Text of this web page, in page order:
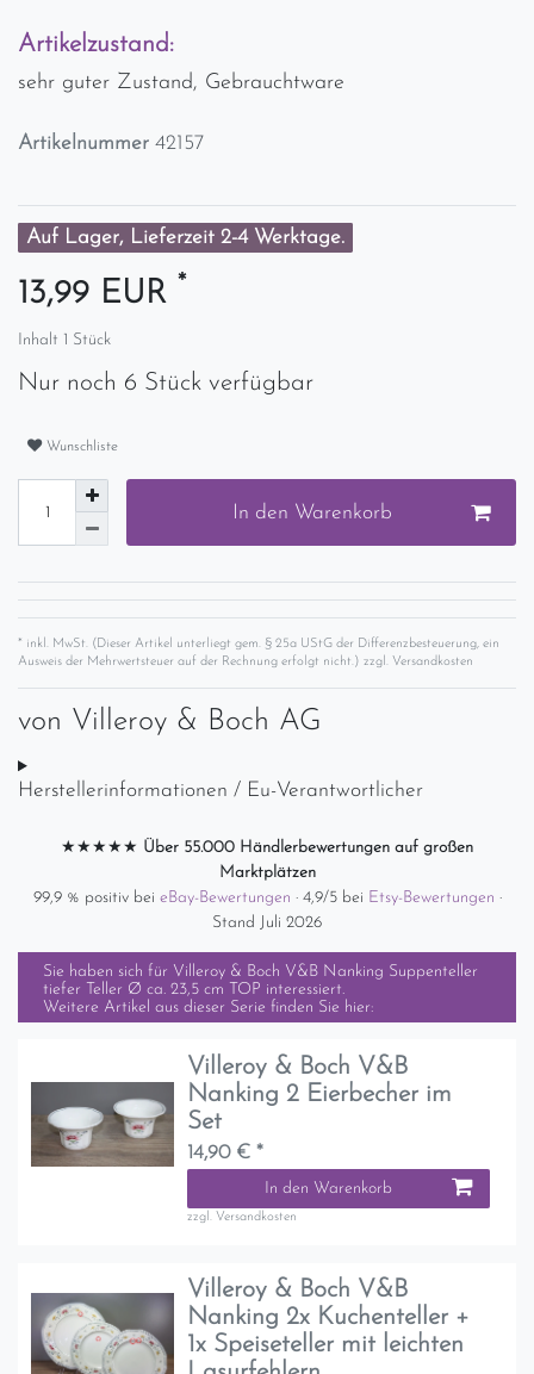
Artikelzustand:
sehr guter Zustand, Gebrauchtware
Artikelnummer 42157
Auf Lager, Lieferzeit 2-4 Werktage.
13,99 EUR *
Inhalt 1 Stück
Nur noch 6 Stück verfügbar
Wunschliste
In den Warenkorb
* inkl. MwSt. (Dieser Artikel unterliegt gem. § 25a UStG der Differenzbesteuerung, ein
Ausweis der Mehrwertsteuer auf der Rechnung erfolgt nicht.) zzgl. Versandkosten
von Villeroy & Boch AG
Herstellerinformationen / Eu-Verantwortlicher
★★★★★ Über 55.000 Händlerbewertungen auf großen
Marktplätzen
99,9 % positiv bei eBay-Bewertungen · 4,9/5 bei Etsy-Bewertungen ·
Stand Juli 2026
Sie haben sich für Villeroy & Boch V&B Nanking Suppenteller
tiefer Teller Ø ca. 23,5 cm TOP interessiert.
Weitere Artikel aus dieser Serie finden Sie hier:
Villeroy & Boch V&B
Nanking 2 Eierbecher im
Set
14,90 € *
In den Warenkorb
zzgl. Versandkosten
Villeroy & Boch V&B
Nanking 2x Kuchenteller +
1x Speiseteller mit leichten